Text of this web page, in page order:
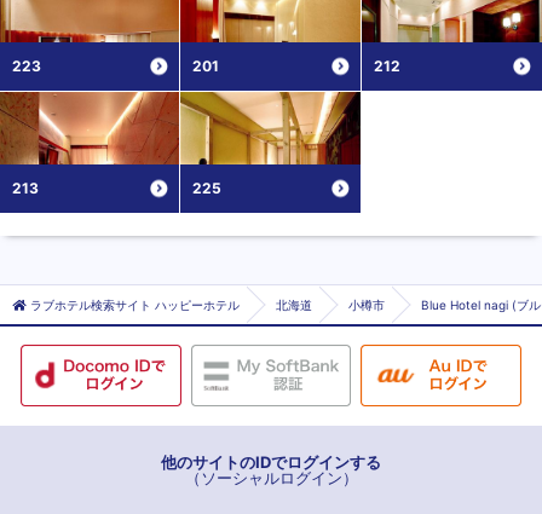
223 201 212
213 225
ラブホテル検索サイト ハッピーホテル 北海道 小樽市 Blue Hotel nagi (ブ
他のサイトのIDでログインする
（ソーシャルログイン）